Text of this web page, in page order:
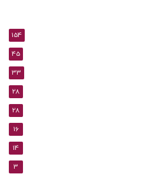
154
45
33
28
28
16
14
3